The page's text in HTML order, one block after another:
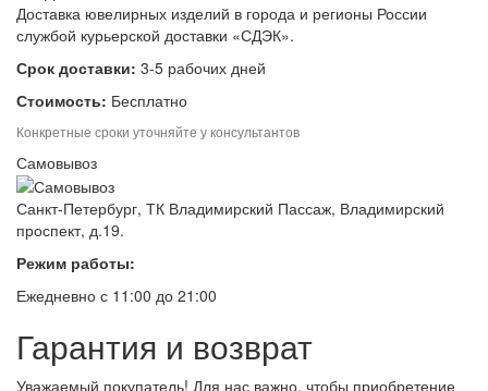
Доставка ювелирных изделий в города и регионы России
службой курьерской доставки «СДЭК».
Срок доставки: 3-5 рабочих дней
Стоимость: Бесплатно
Конкретные сроки уточняйте у консультантов
Самовывоз
Санкт-Петербург, ТК Владимирский Пассаж, Владимирский
проспект, д.19.
Режим работы:
Ежедневно с 11:00 до 21:00
Гарантия и возврат
Уважаемый покупатель! Для нас важно, чтобы приобретение